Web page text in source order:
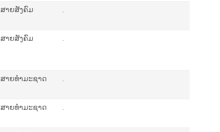
ສາຍສັງຄົມ .
ສາຍສັງຄົມ .
ສາຍທຳມະຊາດ .
ສາຍທຳມະຊາດ .